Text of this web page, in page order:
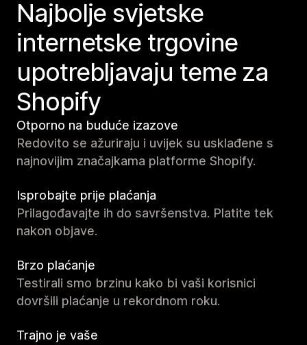
Najbolje svjetske
internetske trgovine
upotrebljavaju teme za
Shopify
Otporno na buduće izazove
Redovito se ažuriraju i uvijek su usklađene s
najnovijim značajkama platforme Shopify.
Isprobajte prije plaćanja
Prilagođavajte ih do savršenstva. Platite tek
nakon objave.
Brzo plaćanje
Testirali smo brzinu kako bi vaši korisnici
dovršili plaćanje u rekordnom roku.
Trajno je vaše